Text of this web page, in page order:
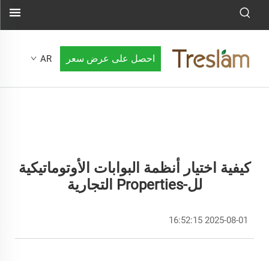
احصل على عرض سعر AR
كيفية اختيار أنظمة البوابات الأوتوماتيكية
لل-Properties التجارية
2025-08-01 16:52:15